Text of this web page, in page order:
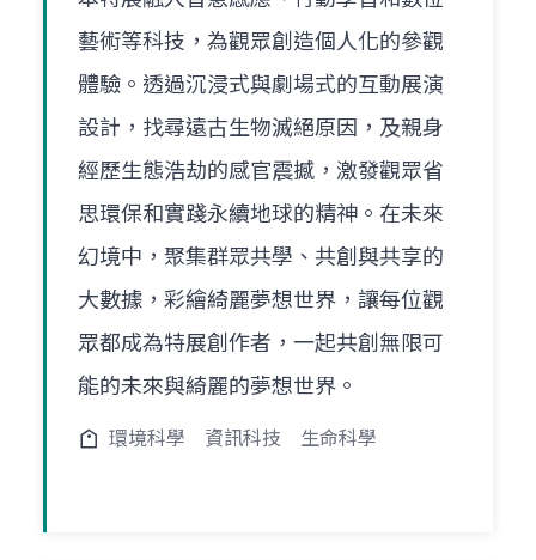
藝術等科技，為觀眾創造個人化的參觀
體驗。透過沉浸式與劇場式的互動展演
設計，找尋遠古生物滅絕原因，及親身
經歷生態浩劫的感官震撼，激發觀眾省
思環保和實踐永續地球的精神。在未來
幻境中，聚集群眾共學、共創與共享的
大數據，彩繪綺麗夢想世界，讓每位觀
眾都成為特展創作者，一起共創無限可
能的未來與綺麗的夢想世界。
環境科學 資訊科技 生命科學